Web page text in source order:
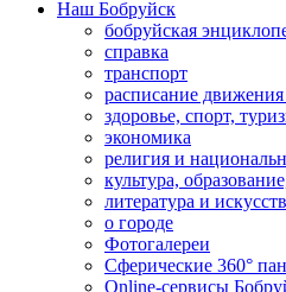
Наш Бобруйск
бобруйская
справка
транспорт
расписание движения
здоровье, спорт,
экономика
религия и
культура,
литература и
о городе
Фотогалереи
Сферические 360°
Online-сервисы